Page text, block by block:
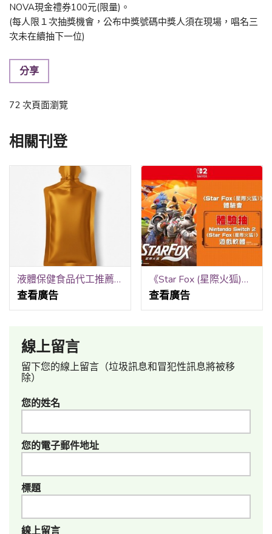
NOVA現金禮券100元(限量)。
(每人限１次抽獎機會，公布中獎號碼中獎人須在現場，唱名三
次未在續抽下一位)
分享
72 次頁面瀏覽
相關刊登
液體保健食品代工推薦｜嘉護保生技｜從配方設計到上市完整服務
查看廣告
《Star Fox (星際火狐)》體驗會
查看廣告
線上留言
留下您的線上留言（垃圾訊息和冒犯性訊息將被移
除）
您的姓名
您的電子郵件地址
標題
線上留言